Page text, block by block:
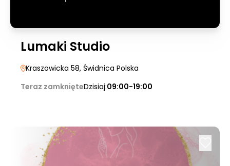
Lumaki Studio
Kraszowicka 58, Świdnica Polska
Teraz zamknięteDzisiaj:09:00-19:00